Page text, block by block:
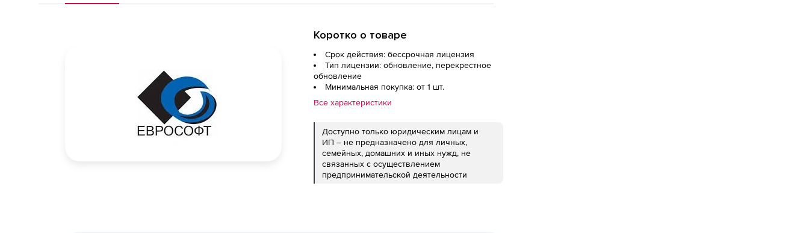
Коротко о товаре
Срок действия: бессрочная лицензия
Тип лицензии: обновление, перекрестное
обновление
Минимальная покупка: от 1 шт.
Все характеристики
Доступно только юридическим лицам и
ИП – не предназначено для личных,
семейных, домашних и иных нужд, не
связанных с осуществлением
предпринимательской деятельности